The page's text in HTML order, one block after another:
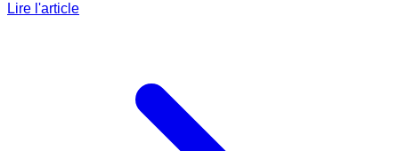
Lire l'article